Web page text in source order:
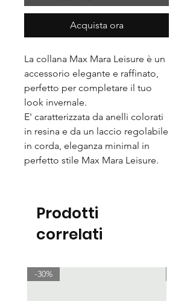
Acquista ora
La collana Max Mara Leisure è un
accessorio elegante e raffinato,
perfetto per completare il tuo
look invernale.
E' caratterizzata da anelli colorati
in resina e da un laccio regolabile
in corda, eleganza minimal in
perfetto stile Max Mara Leisure.
Prodotti
correlati
-30%